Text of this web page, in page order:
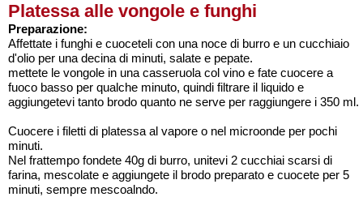
Platessa alle vongole e funghi
Preparazione:
Affettate i funghi e cuoceteli con una noce di burro e un cucchiaio
d'olio per una decina di minuti, salate e pepate.
mettete le vongole in una casseruola col vino e fate cuocere a
fuoco basso per qualche minuto, quindi filtrare il liquido e
aggiungetevi tanto brodo quanto ne serve per raggiungere i 350 ml.
Cuocere i filetti di platessa al vapore o nel microonde per pochi
minuti.
Nel frattempo fondete 40g di burro, unitevi 2 cucchiai scarsi di
farina, mescolate e aggiungete il brodo preparato e cuocete per 5
minuti, sempre mescoalndo.